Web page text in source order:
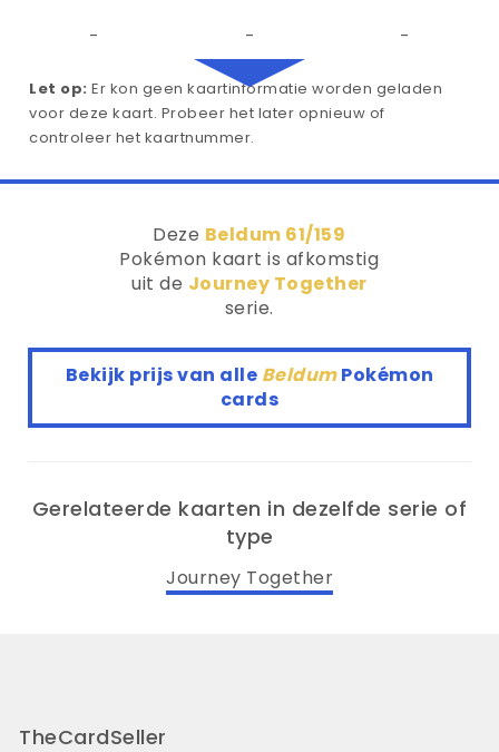
- - -
Let op: Er kon geen kaartinformatie worden geladen
voor deze kaart. Probeer het later opnieuw of
controleer het kaartnummer.
Deze Beldum 61/159
Pokémon kaart is afkomstig
uit de Journey Together
serie.
Bekijk prijs van alle BeldumPokémon
cards
Gerelateerde kaarten in dezelfde serie of
type
Journey Together
TheCardSeller